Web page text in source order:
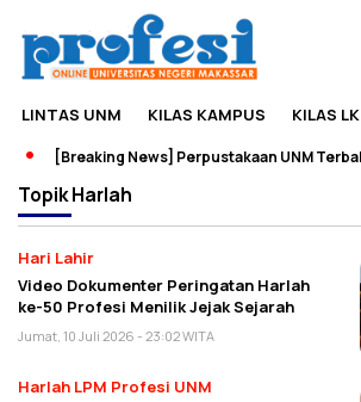
LINTAS UNM KILAS KAMPUS KILAS LK
[Breaking News] Perpustakaan UNM Terbakar
TopikHarlah
Hari Lahir
Video Dokumenter Peringatan Harlah
ke-50 Profesi Menilik Jejak Sejarah
Jumat, 10 Juli 2026 - 23:02 WITA
Harlah LPM Profesi UNM